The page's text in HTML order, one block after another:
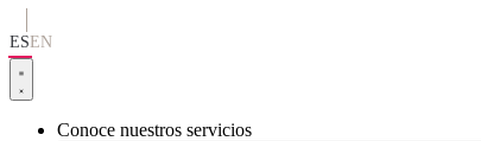
al
contenido
ESEN
Conoce nuestros servicios